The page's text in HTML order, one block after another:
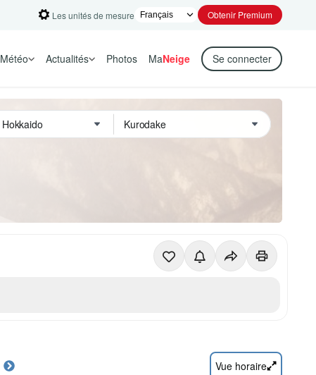
Les unités de mesure Obtenir Premium
Météo Actualités Photos MaNeige Se connecter
Vue horaire